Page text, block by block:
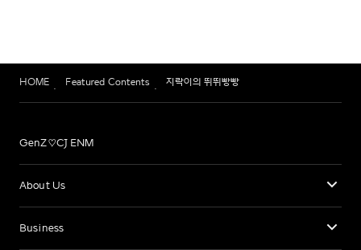
HOME Featured Contents 지락이의 뛰뛰빵빵
GenZ♡CJ ENM
About Us
Business